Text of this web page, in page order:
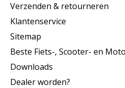
Verzenden & retourneren
Klantenservice
Sitemap
Beste Fiets-, Scooter- en
Downloads
Dealer worden?